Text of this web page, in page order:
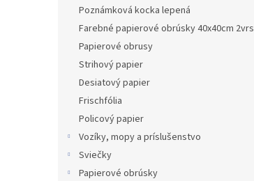
Poznámková kocka lepená
Farebné papierové obrúsky 40x40cm 2vrs
Papierové obrusy
Strihový papier
Desiatový papier
Frischfólia
Policový papier
Vozíky, mopy a príslušenstvo
Sviečky
Papierové obrúsky